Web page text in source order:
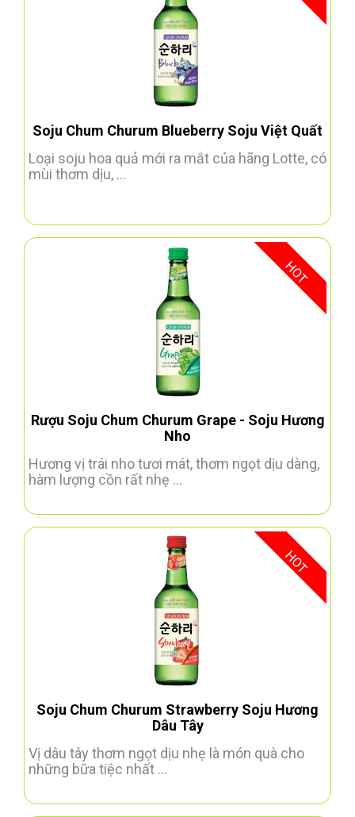
Soju Chum Churum Blueberry Soju Việt Quất
Loại soju hoa quả mới ra mắt của hãng Lotte, có
mùi thơm dịu, ...
HOT
Rượu Soju Chum Churum Grape - Soju Hương
Nho
Hương vị trái nho tươi mát, thơm ngọt dịu dàng,
hàm lượng cồn rất nhẹ ...
HOT
Soju Chum Churum Strawberry Soju Hương
Dâu Tây
Vị dâu tây thơm ngọt dịu nhẹ là món quà cho
những bữa tiệc nhất ...